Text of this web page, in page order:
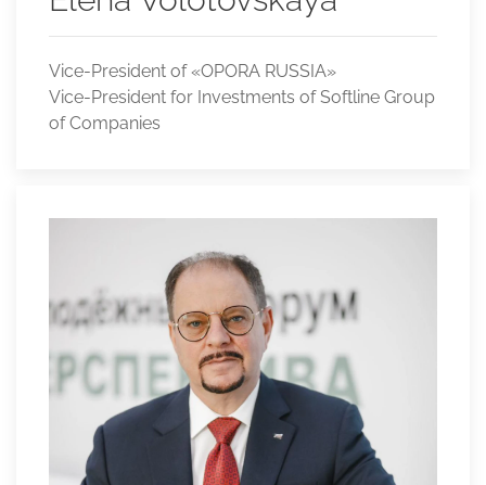
Vice-President of «OPORA RUSSIA»
Vice-President for Investments of Softline Group
of Companies